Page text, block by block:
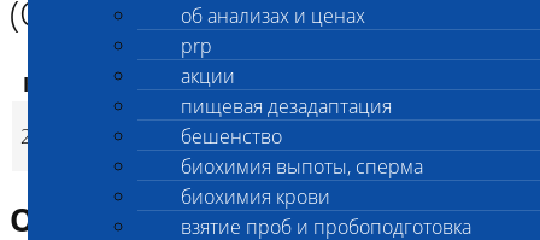
об анализах и ценах
prp
акции
пищевая дезадаптация
бешенство
биохимия выпоты, сперма
биохимия крови
взятие проб и пробоподготовка
(CYST2B)
Код Наименование услуг
Цена, руб.
2607
Цистинурия 2B типа
собак (CYST2B)
Описание исследования